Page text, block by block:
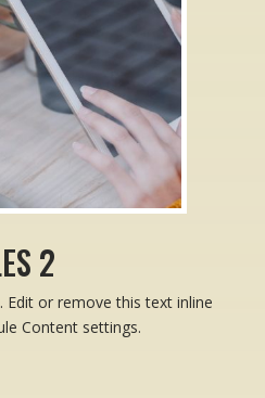
2
Edit or remove this text inline
Content settings.